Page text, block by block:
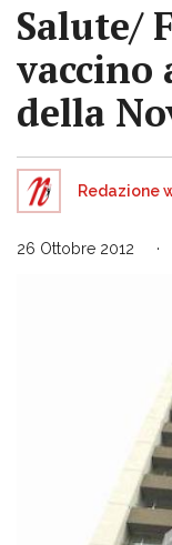
Salute/
vaccino
della
Redazione
26 Ottobre 2012